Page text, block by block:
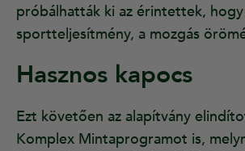
próbálhatták ki az érintettek,
sportteljesítmény, a mozgás
Hasznos kapocs
Ezt követően az alapítvány
Komplex Mintaprogramot is,